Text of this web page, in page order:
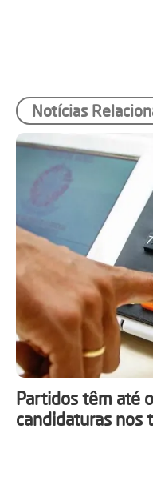
Notícias
Partidos têm até
candidaturas nos